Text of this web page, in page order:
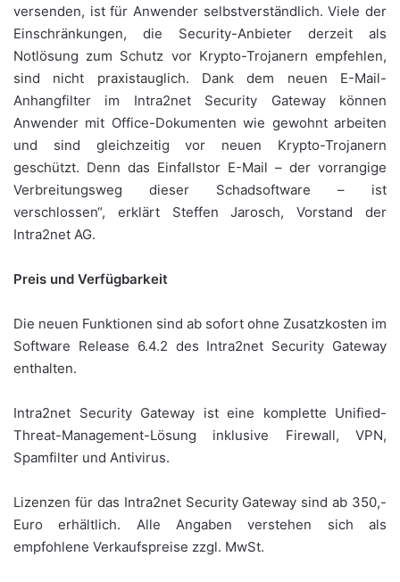
versenden, ist für Anwender selbstverständlich. Viele der
Einschränkungen, die Security-Anbieter derzeit als
Notlösung zum Schutz vor Krypto-Trojanern empfehlen,
sind nicht praxistauglich. Dank dem neuen E-Mail-
Anhangfilter im Intra2net Security Gateway können
Anwender mit Office-Dokumenten wie gewohnt arbeiten
und sind gleichzeitig vor neuen Krypto-Trojanern
geschützt. Denn das Einfallstor E-Mail – der vorrangige
Verbreitungsweg dieser Schadsoftware – ist
verschlossen“, erklärt Steffen Jarosch, Vorstand der
Intra2net AG.
Preis und Verfügbarkeit
Die neuen Funktionen sind ab sofort ohne Zusatzkosten im
Software Release 6.4.2 des Intra2net Security Gateway
enthalten.
Intra2net Security Gateway ist eine komplette Unified-
Threat-Management-Lösung inklusive Firewall, VPN,
Spamfilter und Antivirus.
Lizenzen für das Intra2net Security Gateway sind ab 350,-
Euro erhältlich. Alle Angaben verstehen sich als
empfohlene Verkaufspreise zzgl. MwSt.